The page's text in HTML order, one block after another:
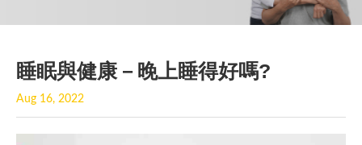
睡眠與健康－晚上睡得好嗎?
Aug 16, 2022